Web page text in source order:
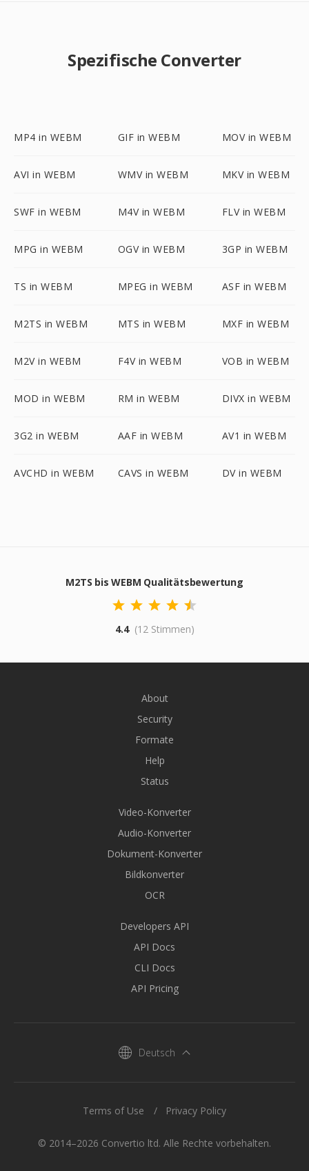
Spezifische Converter
MP4 in WEBM GIF in WEBM MOV in WEBM
AVI in WEBM WMV in WEBM MKV in WEBM
SWF in WEBM M4V in WEBM FLV in WEBM
MPG in WEBM OGV in WEBM 3GP in WEBM
TS in WEBM MPEG in WEBM ASF in WEBM
M2TS in WEBM MTS in WEBM MXF in WEBM
M2V in WEBM F4V in WEBM VOB in WEBM
MOD in WEBM RM in WEBM DIVX in WEBM
3G2 in WEBM AAF in WEBM AV1 in WEBM
AVCHD in WEBM CAVS in WEBM DV in WEBM
M2TS bis WEBM Qualitätsbewertung
4.4 (12 Stimmen)
About
Security
Formate
Help
Status
Video-Konverter
Audio-Konverter
Dokument-Konverter
Bildkonverter
OCR
Developers API
API Docs
CLI Docs
API Pricing
Deutsch
© 2014–2026 Convertio ltd. Alle Rechte vorbehalten.
Terms of Use Privacy Policy